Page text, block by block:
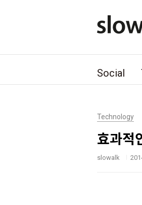
Social
Technology
효과적
slowalk